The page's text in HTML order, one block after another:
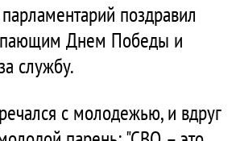
поздравил
Днем Победы и
службу.
с молодежью, и вдруг